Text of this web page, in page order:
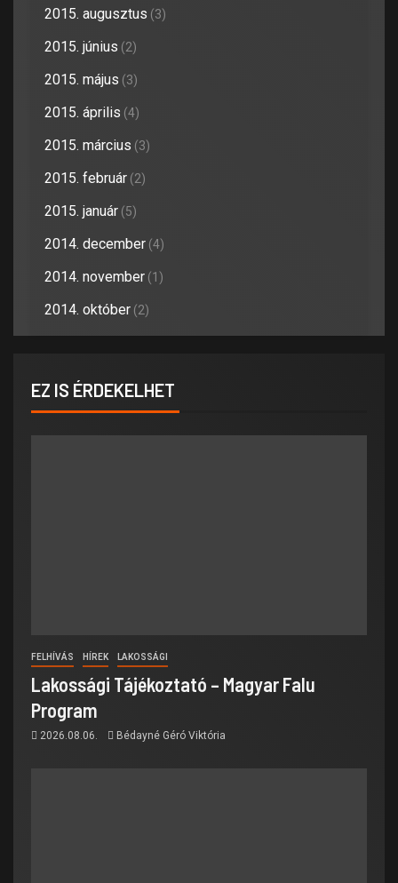
2015. augusztus (3)
2015. június (2)
2015. május (3)
2015. április (4)
2015. március (3)
2015. február (2)
2015. január (5)
2014. december (4)
2014. november (1)
2014. október (2)
EZ IS ÉRDEKELHET
FELHÍVÁS HÍREK LAKOSSÁGI
Lakossági Tájékoztató – Magyar Falu
Program
2026.08.06. Bédayné Géró Viktória